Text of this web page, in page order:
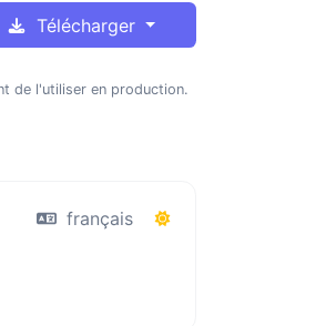
Télécharger
de l'utiliser en production.
français